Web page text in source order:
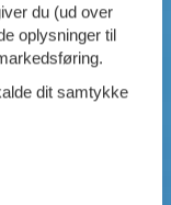
du (ud over
oplysninger til
dit samtykke